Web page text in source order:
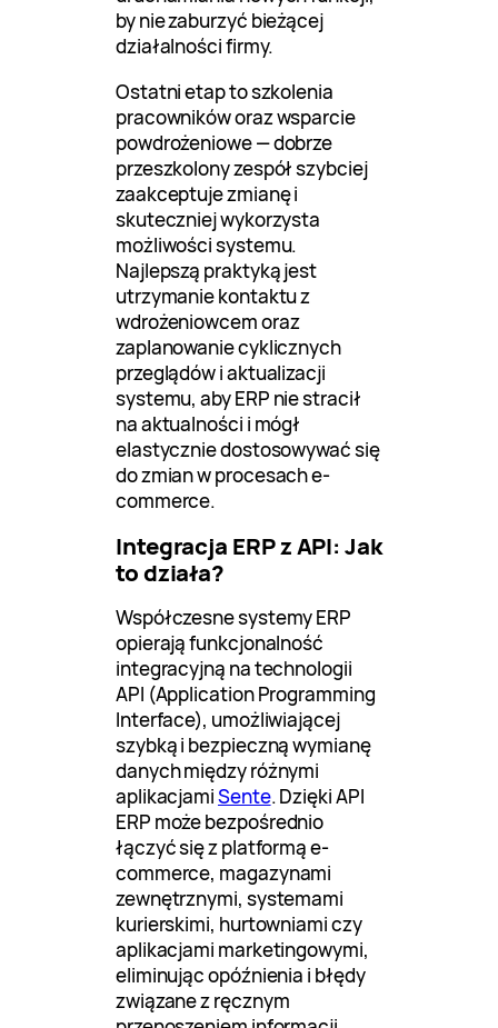
by nie zaburzyć bieżącej
działalności firmy.
Ostatni etap to szkolenia
pracowników oraz wsparcie
powdrożeniowe — dobrze
przeszkolony zespół szybciej
zaakceptuje zmianę i
skuteczniej wykorzysta
możliwości systemu.
Najlepszą praktyką jest
utrzymanie kontaktu z
wdrożeniowcem oraz
zaplanowanie cyklicznych
przeglądów i aktualizacji
systemu, aby ERP nie stracił
na aktualności i mógł
elastycznie dostosowywać się
do zmian w procesach e-
commerce.
Integracja ERP z API: Jak
to działa?
Współczesne systemy ERP
opierają funkcjonalność
integracyjną na technologii
API (Application Programming
Interface), umożliwiającej
szybką i bezpieczną wymianę
danych między różnymi
aplikacjamiSente. Dzięki API
ERP może bezpośrednio
łączyć się z platformą e-
commerce, magazynami
zewnętrznymi, systemami
kurierskimi, hurtowniami czy
aplikacjami marketingowymi,
eliminując opóźnienia i błędy
związane z ręcznym